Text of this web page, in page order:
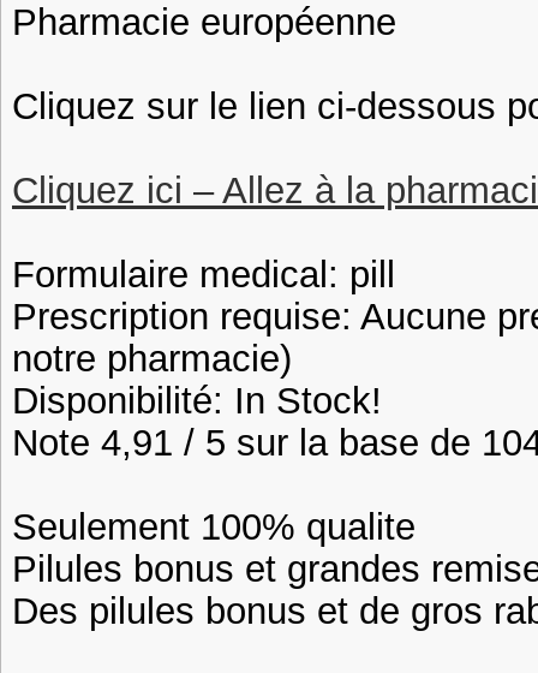
Pharmacie européenne
Cliquez sur le lien ci-dessous
Cliquez ici – Allez à la
Formulaire medical: pill
Prescription requise: Aucune
notre pharmacie)
Disponibilité: In Stock!
Note 4,91 / 5 sur la base de
Seulement 100% qualite
Pilules bonus et grandes
Des pilules bonus et de gros